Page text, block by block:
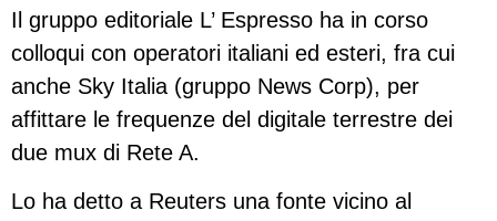
Il gruppo editoriale L’ Espresso ha in corso
colloqui con operatori italiani ed esteri, fra cui
anche Sky Italia (gruppo News Corp), per
affittare le frequenze del digitale terrestre dei
due mux di Rete A.
Lo ha detto a Reuters una fonte vicino al